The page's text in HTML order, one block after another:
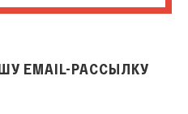
EMAIL-РАССЫЛКУ